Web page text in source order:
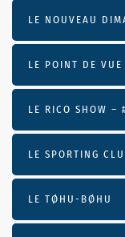
LE NOUVEAU
LE POINT DE VUE
LE RICO SHOW –
LE SPORTING
LE TØHU-BØHU